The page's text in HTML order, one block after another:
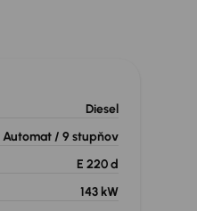
Diesel
Automat / 9 stupňov
E 220 d
143 kW